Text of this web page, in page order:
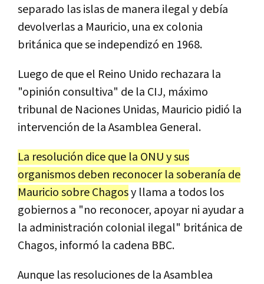
separado las islas de manera ilegal y debía
devolverlas a Mauricio, una ex colonia
británica que se independizó en 1968.
Luego de que el Reino Unido rechazara la
"opinión consultiva" de la CIJ, máximo
tribunal de Naciones Unidas, Mauricio pidió la
intervención de la Asamblea General.
La resolución dice que la ONU y sus
organismos deben reconocer la soberanía de
Mauricio sobre Chagosy llama a todos los
gobiernos a "no reconocer, apoyar ni ayudar a
la administración colonial ilegal" británica de
Chagos, informó la cadena BBC.
Aunque las resoluciones de la Asamblea